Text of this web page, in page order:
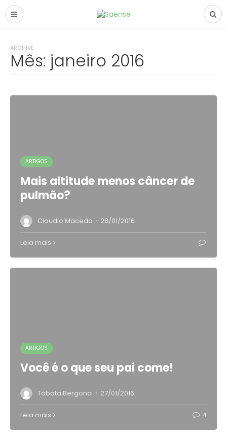
ARCHIVE
Mês: janeiro 2016
ARTIGOS
Mais altitude menos câncer de
pulmão?
Claudio Macedo · 28/01/2016
Leia mais
ARTIGOS
Você é o que seu pai come!
Tábata Bergonci · 27/01/2016
Leia mais 4